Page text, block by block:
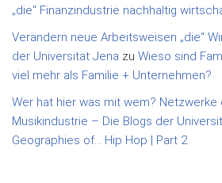
„die“ Finanzindustrie nachhaltig
Verändern neue Arbeitsweisen „die“
der Universität Jena zu Wieso sind
viel mehr als Familie + Unternehmen?
Wer hat hier was mit wem?
Musikindustrie – Die Blogs der
Geographies of… Hip Hop | Part 2